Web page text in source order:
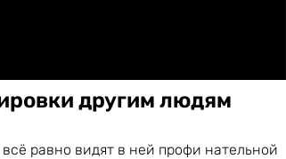
другим людям
равно видят в ней профи нательной